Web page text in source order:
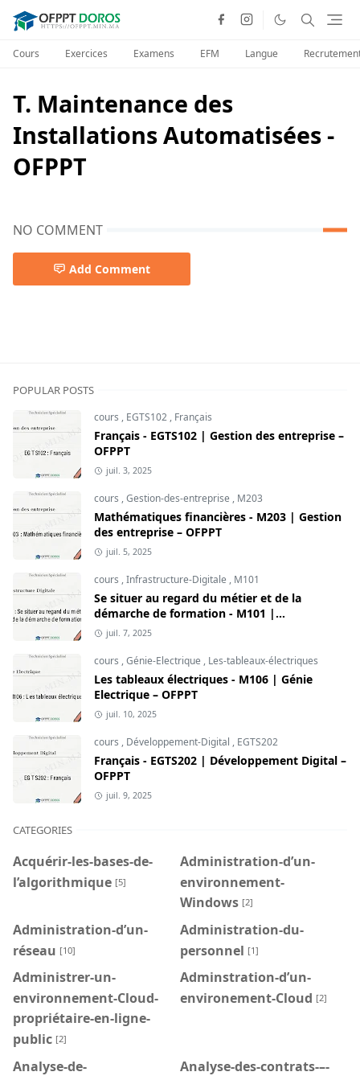
Cours Exercices Examens EFM Langue
T. Maintenance des
Installations Automatisées -
OFPPT
NO COMMENT
Add Comment
POPULAR POSTS
cours , EGTS102 , Français
Français - EGTS102 | Gestion des entreprise –
OFPPT
juil. 3, 2025
cours ,Gestion-des-entreprise , M203
Mathématiques financières - M203 | Gestion
des entreprise – OFPPT
juil. 5, 2025
cours ,Infrastructure-Digitale , M101
Se situer au regard du métier et de la
démarche de formation - M101 |
Infrastructure Digitale – OFPPT
juil. 7, 2025
cours ,Génie-Electrique , Les-tableaux-électriques
Les tableaux électriques - M106 | Génie
Electrique – OFPPT
juil. 10, 2025
cours , Développement-Digital , EGTS202
Français - EGTS202 | Développement Digital –
OFPPT
juil. 9, 2025
CATEGORIES
Acquérir-les-bases-de-
l’algorithmique [5]
Administration-d’un-
environnement-
Windows [2]
Administration-d’un-
réseau [10]
Administration-du-
personnel [1]
Administrer-un-
environnement-Cloud-
propriétaire-en-ligne-
public [2]
Adminstration-d’un-
environement-Cloud [2]
Analyse-de-
Analyse-des-contrats-–-